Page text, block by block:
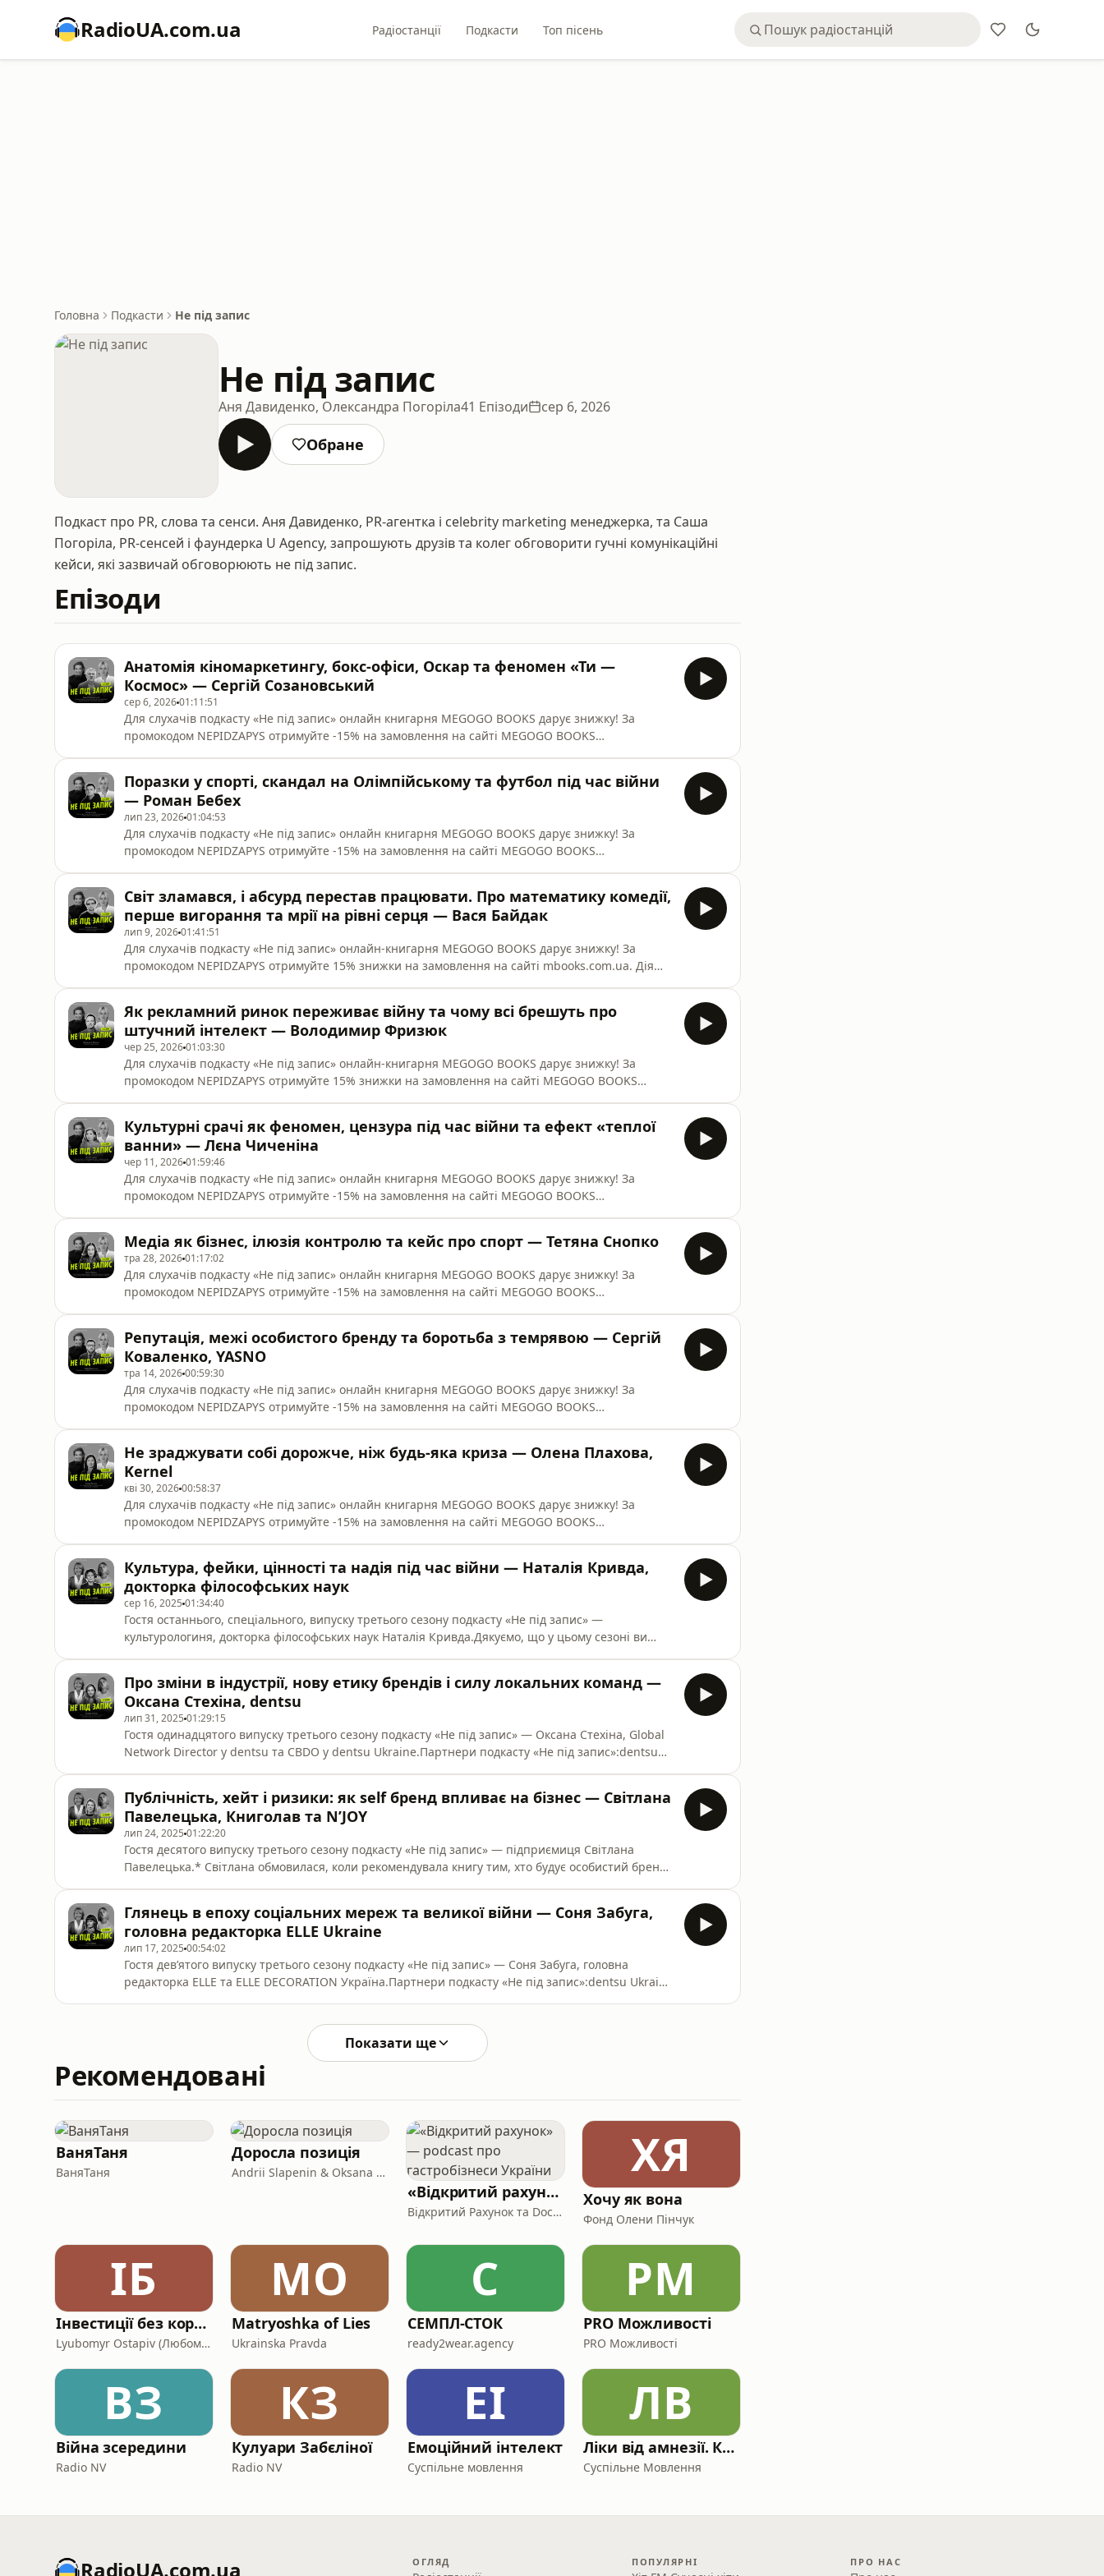
RadioUA.com.ua Радіостанції Подкасти Топ пісень
Головна Подкасти Не під запис
Не під запис
Аня Давиденко, Олександра Погоріла41 Епізоди сер 6, 2026
Обране
Подкаст про PR, слова та сенси. Аня Давиденко, PR-агентка і celebrity marketing менеджерка, та Саша
Погоріла, PR-сенсей і фаундерка U Agency, запрошують друзів та колег обговорити гучні комунікаційні
кейси, які зазвичай обговорюють не під запис.
Епізоди
Анатомія кіномаркетингу, бокс-офіси, Оскар та феномен «Ти —
Космос» — Сергій Созановський
сер 6, 202601:11:51
Для слухачів подкасту «Не під запис» онлайн книгарня MEGOGO BOOKS дарує знижку! За
промокодом NEPIDZAPYS отримуйте -15% на замовлення на сайті MEGOGO BOOKS
епізоді четвертого сезону подкасту «Не під запис» Аня Давиденко та Саш
Поразки у спорті, скандал на Олімпійському та футбол під час війни
— Роман Бебех
лип 23, 202601:04:53
Для слухачів подкасту «Не під запис» онлайн книгарня MEGOGO BOOKS дарує знижку! За
промокодом NEPIDZAPYS отримуйте -15% на замовлення на сайті MEGOGO BOOKS
випуску подкасту «Не під запис» — спортивний журналіст, коментатор та
Світ зламався, і абсурд перестав працювати. Про математику комедії,
перше вигорання та мрії на рівні серця — Вася Байдак
лип 9, 202601:41:51
Для слухачів подкасту «Не під запис» онлайн-книгарня MEGOGO BOOKS дарує знижку! За
промокодом NEPIDZAPYS отримуйте 15% знижки на замовлення на сайті mbooks.com.ua. Дія
під запис» — Вася Байдак, стендап-комік, волонтер, ак
Як рекламний ринок переживає війну та чому всі брешуть про
штучний інтелект — Володимир Фризюк
чер 25, 202601:03:30
Для слухачів подкасту «Не під запис» онлайн-книгарня MEGOGO BOOKS дарує знижку! За
промокодом NEPIDZAPYS отримуйте 15% знижки на замовлення на сайті MEGOGO BOOKS
випуску подкасту «Не під запис» — Володимир Фризюк, CEO dent
Культурні срачі як феномен, цензура під час війни та ефект «теплої
ванни» — Лєна Чиченіна
чер 11, 202601:59:46
Для слухачів подкасту «Не під запис» онлайн книгарня MEGOGO BOOKS дарує знижку! За
промокодом NEPIDZAPYS отримуйте -15% на замовлення на сайті MEGOGO BOOKS
четвертого випуску — Лєна Чиченіна, арт-оглядачка, журналістка, телеведуч
Медіа як бізнес, ілюзія контролю та кейс про спорт — Тетяна Снопко
тра 28, 202601:17:02
Для слухачів подкасту «Не під запис» онлайн книгарня MEGOGO BOOKS дарує знижку! За
промокодом NEPIDZAPYS отримуйте -15% на замовлення на сайті MEGOGO BOOKS
випуску «Не під запис» — Тетяна Снопко, власниця медіахолдингу Med
Репутація, межі особистого бренду та боротьба з темрявою — Сергій
Коваленко, YASNO
тра 14, 202600:59:30
Для слухачів подкасту «Не під запис» онлайн книгарня MEGOGO BOOKS дарує знижку! За
промокодом NEPIDZAPYS отримуйте -15% на замовлення на сайті MEGOGO BOOKS
випуску подкасту «Не під запис» — Сергій Коваленко, генеральний д
Не зраджувати собі дорожче, ніж будь-яка криза — Олена Плахова,
Kernel
кві 30, 202600:58:37
Для слухачів подкасту «Не під запис» онлайн книгарня MEGOGO BOOKS дарує знижку! За
промокодом NEPIDZAPYS отримуйте -15% на замовлення на сайті MEGOGO BOOKS
першого випуску нового сезону подкасту «Не під запис» — Олена Плахова, ди
Культура, фейки, цінності та надія під час війни — Наталія Кривда,
докторка філософських наук
сер 16, 2025 01:34:40
Гостя останнього, спеціального, випуску третього сезону подкасту «Не під запис» —
культурологиня, докторка філософських наук Наталія Кривда.Дякуємо, що у цьому сезоні ви
під запис»:dentsu Ukraine — комунікаційна група №1 в Україні, частина міжнар
Про зміни в індустрії, нову етику брендів і силу локальних команд —
Оксана Стехіна, dentsu
лип 31, 2025 01:29:15
Гостя одинадцятого випуску третього сезону подкасту «Не під запис» — Оксана Стехіна, Global
Network Director у dentsu та CBDO у dentsu Ukraine.Партнери подкасту «Не під запис»:dentsu
колекцій Celestial Blue та Vi Levare. Обра
Публічність, хейт і ризики: як self бренд впливає на бізнес — Світлана
Павелецька, Книголав та N’JOY
лип 24, 2025 01:22:20
Гостя десятого випуску третього сезону подкасту «Не під запис» — підприємиця Світлана
Павелецька.* Світлана обмовилася, коли рекомендувала книгу тим, хто будує особистий бренд.
stvoryuvati-svitovi-hiti. Партнери
Глянець в епоху соціальних мереж та великої війни — Соня Забуга,
головна редакторка ELLE Ukraine
лип 17, 2025 00:54:02
Гостя дев’ятого випуску третього сезону подкасту «Не під запис» — Соня Забуга, головна
редакторка ELLE та ELLE DECORATION Україна.Партнери подкасту «Не під запис»:dentsu Ukraine
колекцій Celestial Blue та Vi Levare. Обрати прикрасу д
Показати ще
Рекомендовані
ВаняТаня
ВаняТаня
Доросла позиція
Andrii Slapenin & Oksana Polonska
«Відкритий рахунок» — podcast про гастробізнеси України
Відкритий Рахунок та Docx.ua
ХЯ
Хочу як вона
Фонд Олени Пінчук
ІБ
Інвестиції без кордонів в Європі
Lyubomyr Ostapiv (Любомир Остапів)
MO
Matryoshka of Lies
Ukrainska Pravda
С
СЕМПЛ-СТОК
ready2wear.agency
PМ
PRO Можливості
PRO Можливості
ВЗ
Війна зсередини
Radio NV
КЗ
Кулуари Забєліної
Radio NV
ЕІ
Емоційний інтелект
Суспільне мовлення
ЛВ
Ліки від амнезії. Культура безсмертя: памʼять у часі війни
Суспільне Мовлення
RadioUA.com.ua ОГЛЯД ПОПУЛЯРНІ ПРО НАС